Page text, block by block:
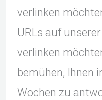
verlinken
URLs auf
verlinken
bemühen, Ihnen
Wochen zu